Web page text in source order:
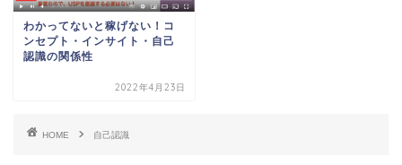
わかってないと稼げない！コ
ンセプト・インサイト・自己
認識の関係性
2022年4月23日
HOME 自己認識